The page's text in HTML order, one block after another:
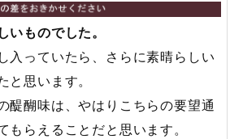
いものでした。
入っていたら、さらに素晴らしい
と思います。
醍醐味は、やはりこちらの要望通
もらえることだと思います。